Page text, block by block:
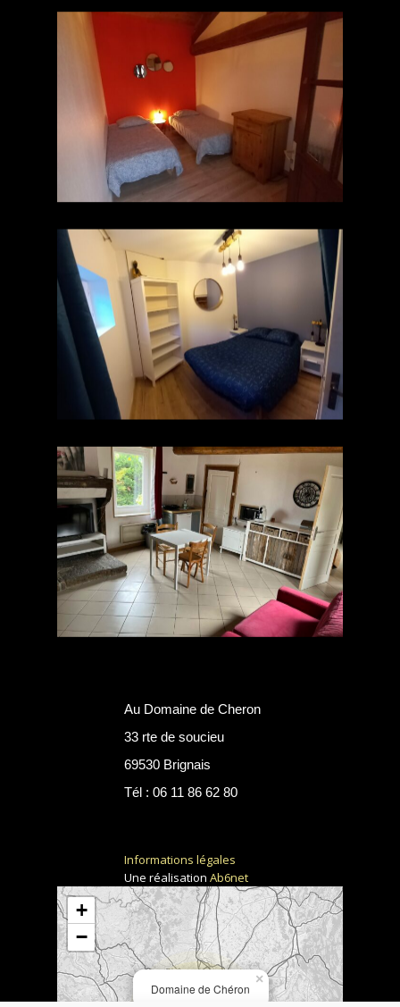
Au Domaine de Cheron
33 rte de soucieu
69530 Brignais
Tél : 06 11 86 62 80
Informations légales
Une réalisation Ab6net
Domaine de Chéron
×
+
−